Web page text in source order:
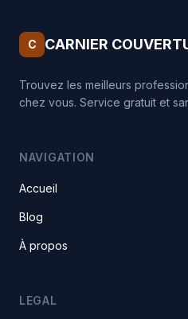
C CARNIER
Trouvez les meilleurs
chez vous. Service gratuit et
NAVIGATION
Accueil
Blog
À propos
LEGAL